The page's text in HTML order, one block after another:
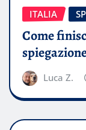
ITALIA
Come
Luca Z.